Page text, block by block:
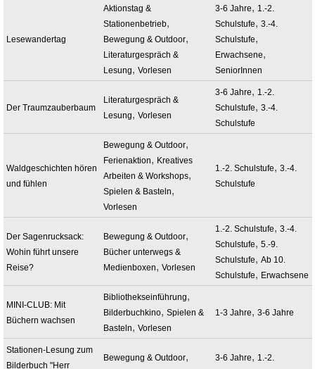
Lesewandertag
Aktionstag &
Stationenbetrieb,
Bewegung & Outdoor,
Literaturgespräch &
Lesung,Vorlesen
3-6 Jahre, 1.-2.
Schulstufe,3.-4.
Schulstufe,
Erwachsene,
SeniorInnen
Der Traumzauberbaum
Literaturgespräch &
Lesung,Vorlesen
3-6 Jahre, 1.-2.
Schulstufe,3.-4.
Schulstufe
Waldgeschichten hören
und fühlen
Bewegung & Outdoor,
Ferienaktion, Kreatives
Arbeiten & Workshops,
Spielen & Basteln,
Vorlesen
1.-2. Schulstufe,3.-4.
Schulstufe
Der Sagenrucksack:
Wohin führt unsere
Reise?
Bewegung & Outdoor,
Bücher unterwegs &
Medienboxen,Vorlesen
1.-2. Schulstufe,3.-4.
Schulstufe,5.-9.
Schulstufe,Ab 10.
Schulstufe, Erwachsene
MINI-CLUB: Mit
Büchern wachsen
Bibliothekseinführung,
Bilderbuchkino,Spielen &
Basteln,Vorlesen
1-3 Jahre,3-6 Jahre
Stationen-Lesung zum
Bilderbuch "Herr
Bewegung & Outdoor, 3-6 Jahre, 1.-2.